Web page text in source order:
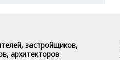
застройщиков,
архитекторов